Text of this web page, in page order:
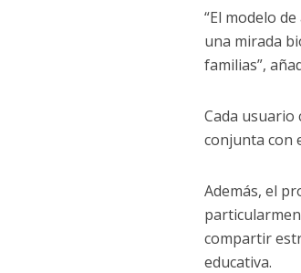
“El modelo
una mirada
familias”,
Cada
conjunta con
Además, el
compartir
educativa.